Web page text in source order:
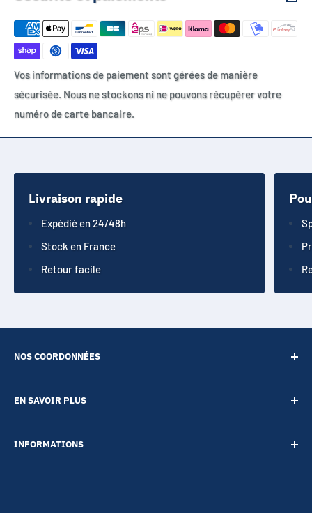
Vos informations de paiement sont gérées de manière
sécurisée. Nous ne stockons ni ne pouvons récupérer votre
numéro de carte bancaire.
Livraison rapide
Expédié en 24/48h
Stock en France
Retour facile
NOS COORDONNÉES
EN SAVOIR PLUS
A propos
INFORMATIONS